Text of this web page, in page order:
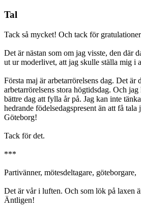
Tal
Tack så mycket! Och tack för
Det är nästan som om jag visste, den där
ut ur moderlivet, att jag skulle ställa mig i
Första maj är arbetarrörelsens dag. Det är
arbetarrörelsens stora högtidsdag. Och
bättre dag att fylla år på. Jag kan inte
hedrande födelsedagspresent än att få tala
Göteborg!
Tack för det.
***
Partivänner, mötesdeltagare, göteborgare,
Det är vår i luften. Och som lök på laxen
Äntligen!